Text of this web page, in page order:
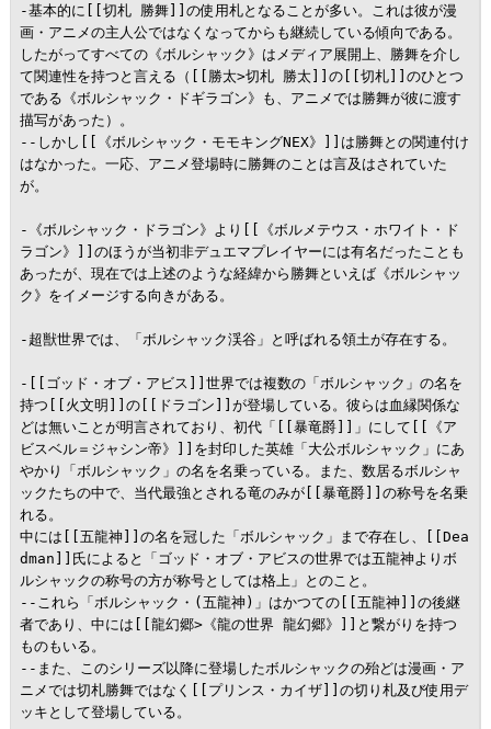
-基本的に[[切札 勝舞]]の使用札となることが多い。これは彼が漫
画・アニメの主人公ではなくなってからも継続している傾向である。
したがってすべての《ボルシャック》はメディア展開上、勝舞を介し
て関連性を持つと言える（[[勝太>切札 勝太]]の[[切札]]のひとつ
である《ボルシャック・ドギラゴン》も、アニメでは勝舞が彼に渡す
描写があった）。
--しかし[[《ボルシャック・モモキングNEX》]]は勝舞との関連付け
はなかった。一応、アニメ登場時に勝舞のことは言及はされていた
が。
-《ボルシャック・ドラゴン》より[[《ボルメテウス・ホワイト・ド
ラゴン》]]のほうが当初非デュエマプレイヤーには有名だったことも
あったが、現在では上述のような経緯から勝舞といえば《ボルシャッ
ク》をイメージする向きがある。
-超獣世界では、「ボルシャック渓谷」と呼ばれる領土が存在する。
-[[ゴッド・オブ・アビス]]世界では複数の「ボルシャック」の名を
持つ[[火文明]]の[[ドラゴン]]が登場している。彼らは血縁関係な
どは無いことが明言されており、初代「[[暴竜爵]]」にして[[《ア
ビスベル＝ジャシン帝》]]を封印した英雄「大公ボルシャック」にあ
やかり「ボルシャック」の名を名乗っている。また、数居るボルシャ
ックたちの中で、当代最強とされる竜のみが[[暴竜爵]]の称号を名乗
れる。
中には[[五龍神]]の名を冠した「ボルシャック」まで存在し、[[Dea
dman]]氏によると「ゴッド・オブ・アビスの世界では五龍神よりボ
ルシャックの称号の方が称号としては格上」とのこと。
--これら「ボルシャック・(五龍神)」はかつての[[五龍神]]の後継
者であり、中には[[龍幻郷>《龍の世界 龍幻郷》]]と繋がりを持つ
ものもいる。
--また、このシリーズ以降に登場したボルシャックの殆どは漫画・ア
ニメでは切札勝舞ではなく[[プリンス・カイザ]]の切り札及び使用デ
ッキとして登場している。